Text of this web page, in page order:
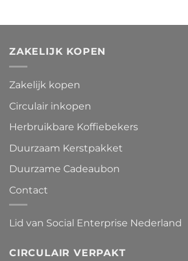
ZAKELIJK KOPEN
Zakelijk kopen
Circulair inkopen
Herbruikbare Koffiebekers
Duurzaam Kerstpakket
Duurzame Cadeaubon
Contact
Lid van Social Enterprise Nederland
CIRCULAIR VERPAKT